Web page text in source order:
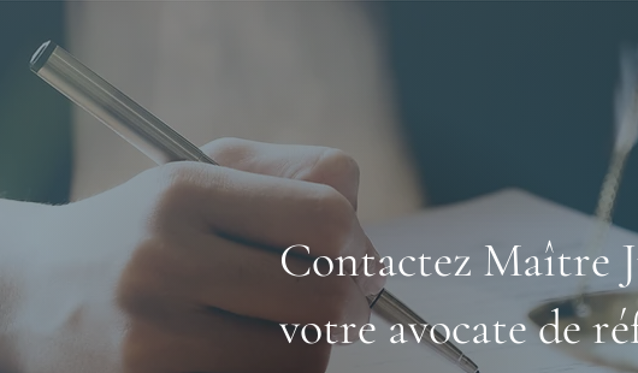
Contactez Maître
votre avocate de